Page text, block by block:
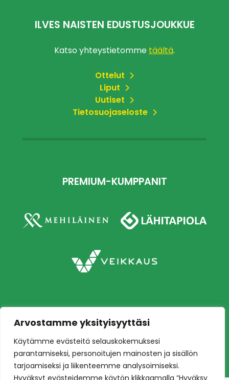
Arvostamme yksityisyyttäsi
Käytämme evästeitä selauskokemuksesi
parantamiseksi, personoitujen mainosten ja sisällön
tarjoamiseksi ja liikenteemme analysoimiseksi.
ILVES NAISTEN EDUSTUSJOUKKUE
Katso yhteystietomme täältä.
Ottelut
Liput
Uutiset
Tietosuojaseloste
PREMIUM-KUMPPANIT
edustusjoukkue
Toteutus:Mainostoimisto Värikäs